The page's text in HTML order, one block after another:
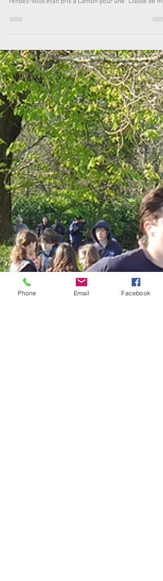
Classe de mer : nos petits
Lanton !
Retour en images sur une journée inoubliable pour nos
élèves de maternelle (MS-GS) ! Ce jeudi 19 mars, le
rendez-vous était pris à Lanton pour une "Classe de
sous un soleil radieux. Au programme de cette
Découverte du port : une balade pour observer les
bateaux et comprendre le rythme des marées.
Immersion nature : nos petits scientifiques en herbe ont
exploré les paysages du Bassin, attentifs aux trésors
nous offre la biodiversité. Le clou du spectacle :
Phone Email Facebook